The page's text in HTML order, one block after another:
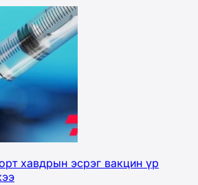
хавдрын эсрэг вакцин үр